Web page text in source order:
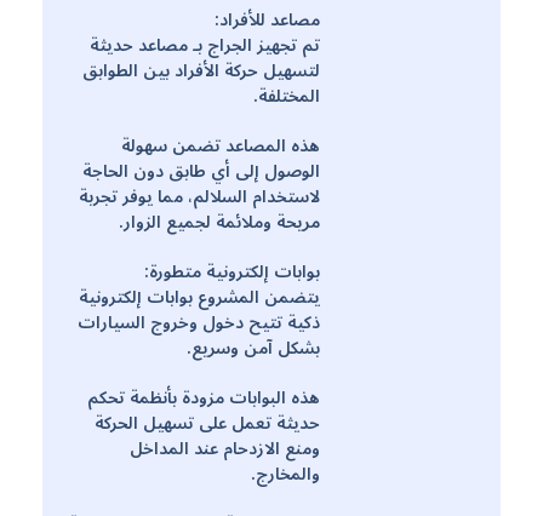
مصاعد للأفراد:
تم تجهيز الجراج بـ مصاعد حديثة
لتسهيل حركة الأفراد بين الطوابق
المختلفة.
هذه المصاعد تضمن سهولة
الوصول إلى أي طابق دون الحاجة
لاستخدام السلالم، مما يوفر تجربة
مريحة وملائمة لجميع الزوار.
بوابات إلكترونية متطورة:
يتضمن المشروع بوابات إلكترونية
ذكية تتيح دخول وخروج السيارات
بشكل آمن وسريع.
هذه البوابات مزودة بأنظمة تحكم
حديثة تعمل على تسهيل الحركة
ومنع الازدحام عند المداخل
والمخارج.